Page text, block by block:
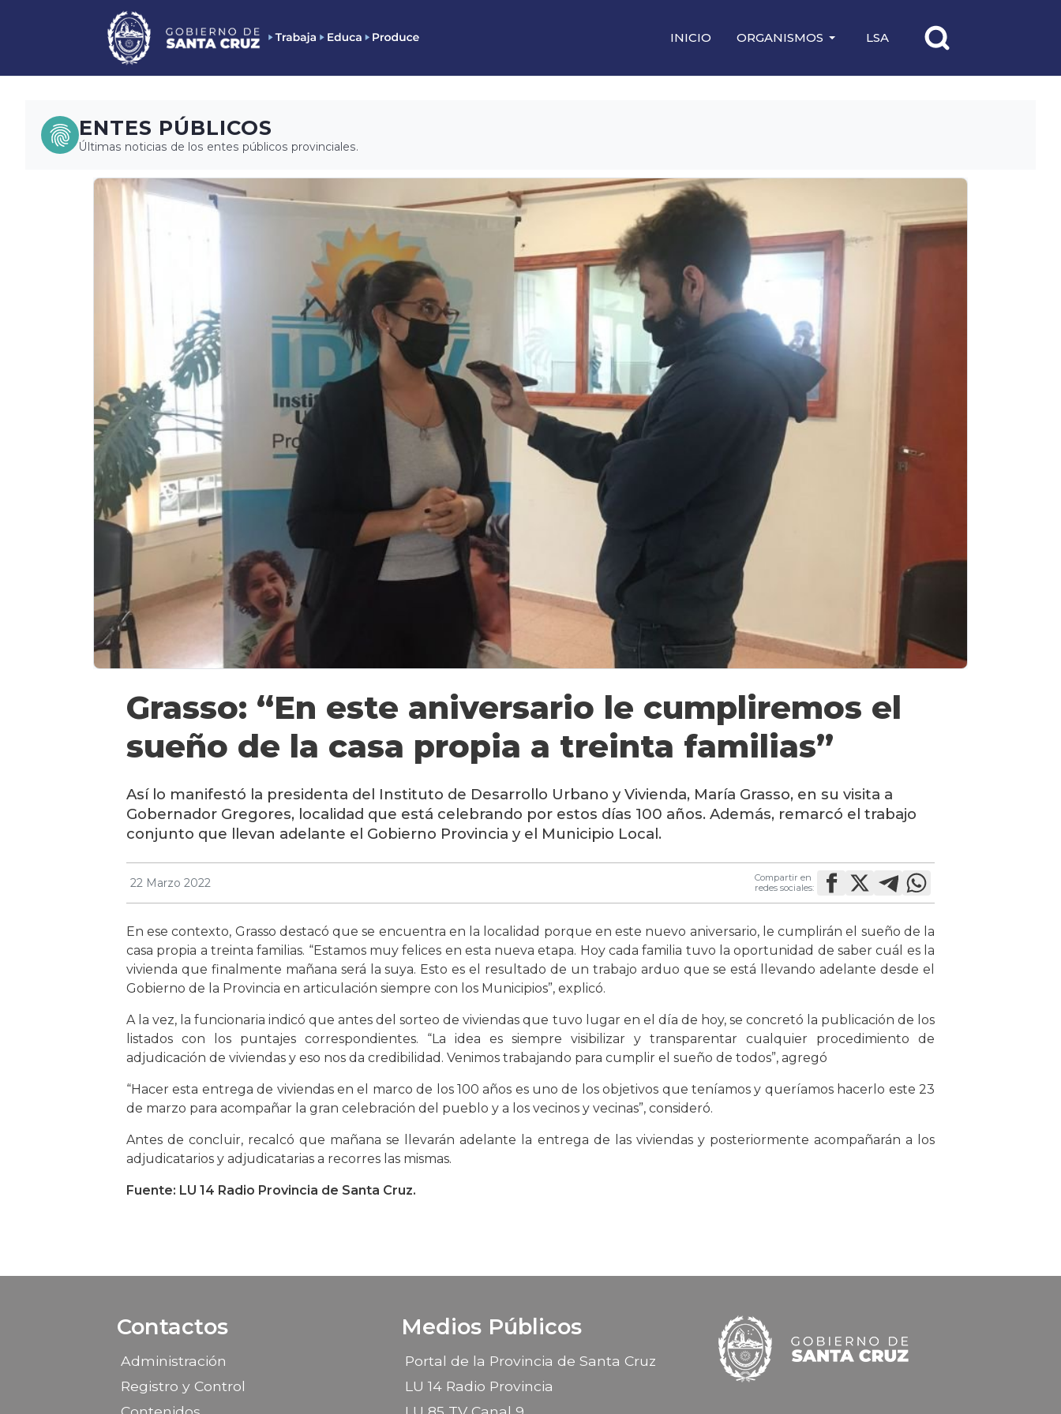
INICIO ORGANISMOS LSA
ENTES PÚBLICOS
Últimas noticias de los entes públicos provinciales.
Grasso: “En este aniversario le cumpliremos el
sueño de la casa propia a treinta familias”
Así lo manifestó la presidenta del Instituto de Desarrollo Urbano y Vivienda, María Grasso, en su visita a
Gobernador Gregores, localidad que está celebrando por estos días 100 años. Además, remarcó el trabajo
conjunto que llevan adelante el Gobierno Provincia y el Municipio Local.
22 Marzo 2022
Compartir en
redes sociales:
En ese contexto, Grasso destacó que se encuentra en la localidad porque en este nuevo aniversario, le cumplirán el sueño de la
casa propia a treinta familias. “Estamos muy felices en esta nueva etapa. Hoy cada familia tuvo la oportunidad de saber cuál es la
vivienda que finalmente mañana será la suya. Esto es el resultado de un trabajo arduo que se está llevando adelante desde el
Gobierno de la Provincia en articulación siempre con los Municipios”, explicó.
A la vez, la funcionaria indicó que antes del sorteo de viviendas que tuvo lugar en el día de hoy, se concretó la publicación de los
listados con los puntajes correspondientes. “La idea es siempre visibilizar y transparentar cualquier procedimiento de
adjudicación de viviendas y eso nos da credibilidad. Venimos trabajando para cumplir el sueño de todos”, agregó
“Hacer esta entrega de viviendas en el marco de los 100 años es uno de los objetivos que teníamos y queríamos hacerlo este 23
de marzo para acompañar la gran celebración del pueblo y a los vecinos y vecinas”, consideró.
Antes de concluir, recalcó que mañana se llevarán adelante la entrega de las viviendas y posteriormente acompañarán a los
adjudicatarios y adjudicatarias a recorres las mismas.
Fuente: LU 14 Radio Provincia de Santa Cruz.
Contactos
Administración
Registro y Control
Medios Públicos
Portal de la Provincia de Santa Cruz
LU 14 Radio Provincia